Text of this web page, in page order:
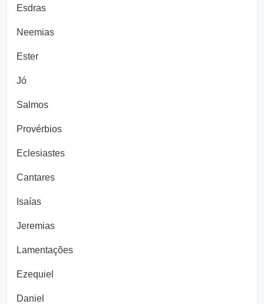
Esdras
Neemias
Ester
Jó
Salmos
Provérbios
Eclesiastes
Cantares
Isaías
Jeremias
Lamentações
Ezequiel
Daniel